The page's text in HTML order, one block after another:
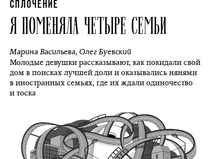
СПЛОЧЕНИЕ
Я ПОМЕНЯЛА ЧЕТЫРЕ СЕМЬИ
Марина Васильева, Олег Буевский
Молодые девушки рассказывают, как покидали свой
дом в поисках лучшей доли и оказывались нянями
в иностранных семьях, где их ждали одиночество
и тоска